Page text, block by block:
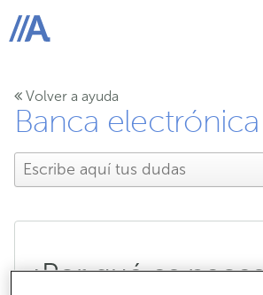
ABANCA
Volver a ayuda
Banca electrónica
¿Por qué es